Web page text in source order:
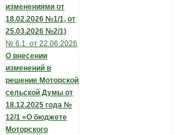
изменениями от
18.02.2026 №1/1, от
25.03.2026 №2/1)
№ 6.1 от 22.06.2026
О внесении
изменений в
решение Моторской
сельской Думыот
18.12.2025 года №
12/1«О бюджете
Моторского